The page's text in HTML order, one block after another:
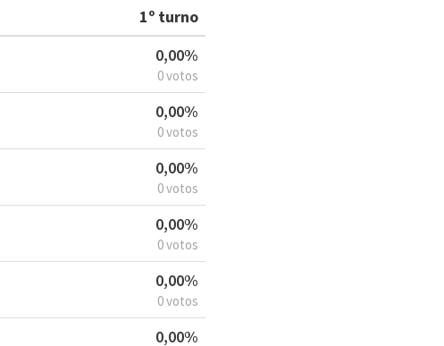
1º turno
0,00%
0 votos
0,00%
0 votos
0,00%
0 votos
0,00%
0 votos
0,00%
0 votos
0,00%